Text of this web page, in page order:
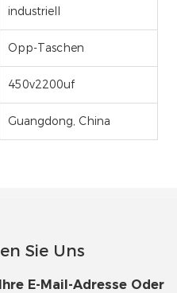
industriell
Opp-Taschen
450v2200uf
Guangdong, China
Sie Uns
E-Mail-Adresse Oder